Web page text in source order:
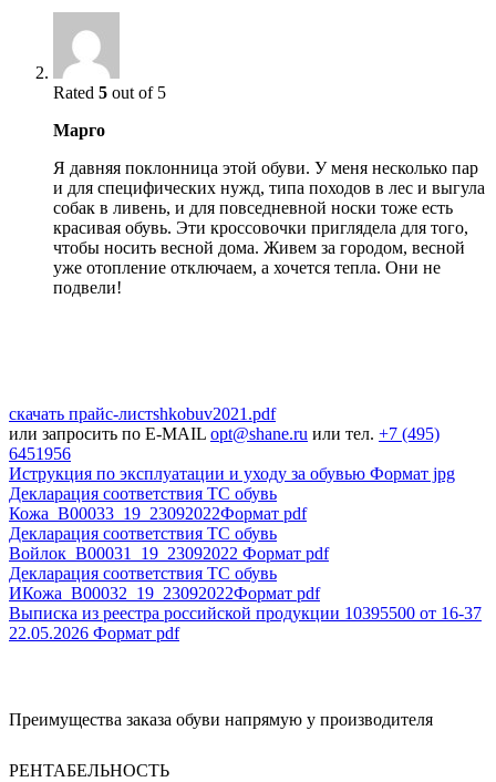
Rated 5 out of 5
Марго
Я давняя поклонница этой обуви. У меня несколько пар
и для специфических нужд, типа походов в лес и выгула
собак в ливень, и для повседневной носки тоже есть
красивая обувь. Эти кроссовочки приглядела для того,
чтобы носить весной дома. Живем за городом, весной
уже отопление отключаем, а хочется тепла. Они не
подвели!
скачать прайс-листshkobuv2021 .pdf
или запросить по E-MAIL opt@shane.ru или тел. +7 (495)
6451956
Иструкция по эксплуатации и уходу за обувью Формат jpg
Декларация соответствия ТС обувь
Кожа_В00033_19_23092022Формат pdf
Декларация соответствия ТС обувь
Войлок_B00031_19_23092022 Формат pdf
Декларация соответствия ТС обувь
ИКожа_В00032_19_23092022Формат pdf
Выписка из реестра российской продукции 10395500 от 16-37
22.05.2026 Формат pdf
Преимущества заказа обуви напрямую у производителя
РЕНТАБЕЛЬНОСТЬ